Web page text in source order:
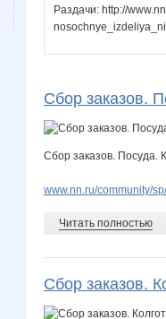
Раздачи: http://
Сбор заказов.
Сбор заказов. Посуда.
www.nn.ru/community/
Читать полностью
Сбор заказов.